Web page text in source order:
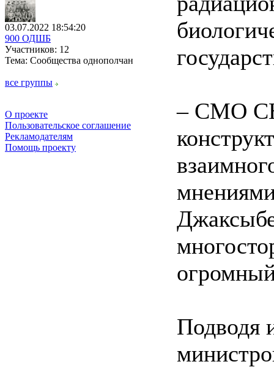
03.07.2022 18:54:20
900 ОДШБ
Участников: 12
Тема: Сообщества однополчан
все группы
О проекте
Пользовательское соглашение
Рекламодателям
Помощь проекту
– СМО
Подводя